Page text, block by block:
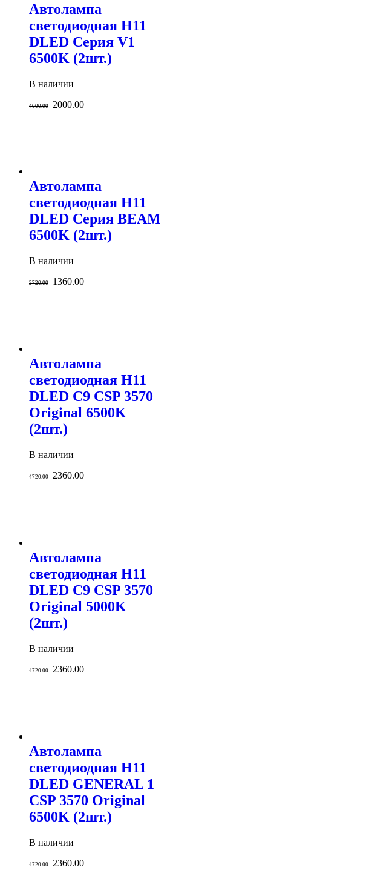
Автолампа
светодиодная H11
DLED Серия V1
6500K (2шт.)
В наличии
4000.00 2000.00
Автолампа
светодиодная H11
DLED Серия BEAM
6500K (2шт.)
В наличии
2720.00 1360.00
Автолампа
светодиодная H11
DLED C9 CSP 3570
Original 6500K
(2шт.)
В наличии
4720.00 2360.00
Автолампа
светодиодная H11
DLED C9 CSP 3570
Original 5000K
(2шт.)
В наличии
4720.00 2360.00
Автолампа
светодиодная H11
DLED GENERAL 1
CSP 3570 Original
6500K (2шт.)
В наличии
4720.00 2360.00